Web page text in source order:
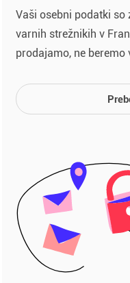
Vaši osebni podatki so
varnih strežnikih v
prodajamo, ne beremo